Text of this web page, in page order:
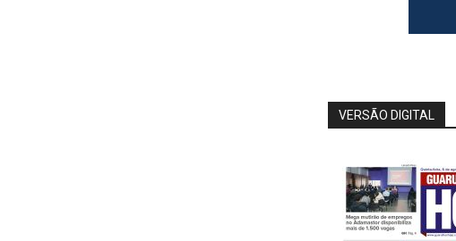
VERSÃO DIGITAL